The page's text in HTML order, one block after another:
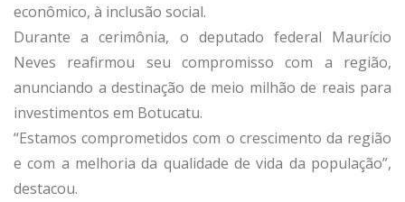
econômico, à inclusão social.
Durante a cerimônia, o deputado federal Maurício
Neves reafirmou seu compromisso com a região,
anunciando a destinação de meio milhão de reais para
investimentos em Botucatu.
“Estamos comprometidos com o crescimento da região
e com a melhoria da qualidade de vida da população”,
destacou.